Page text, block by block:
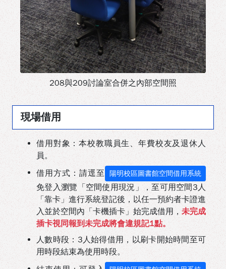
208與209討論室合併之內部空間照
現場借用
借用對象：本校教職員生、年費校友及退休人
員。
借用方式：請逕至
陽明校區圖書館空間借用系統
免登入瀏覽「空間使用現況」，至可用空間3人
「靠卡」進行系統登記後，以任一預約者卡證進
入並於空間內「卡機插卡」始完成借用， 未完成
插卡視同報到未完成將會違規記1點。
人數時段：3人始得借用，以刷卡開始時間至可
用時段結束為使用時段。